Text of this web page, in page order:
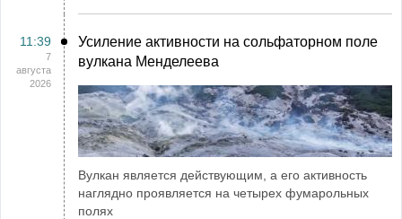
11:39
7
августа
2026
Усиление активности на сольфаторном поле
вулкана Менделеева
Вулкан является действующим, а его активность
наглядно проявляется на четырех фумарольных
полях